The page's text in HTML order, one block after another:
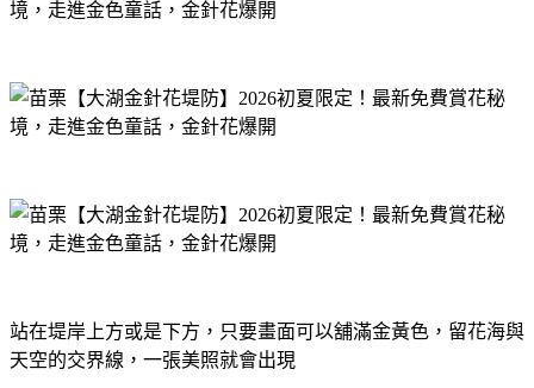
站在堤岸上方或是下方，只要畫面可以舖滿金黃色，留花海與
天空的交界線，一張美照就會出現